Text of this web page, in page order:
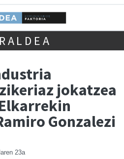
jokatzea
Gonzalezi
23a